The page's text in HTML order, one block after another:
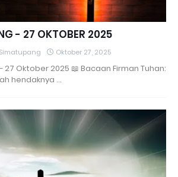
- 27 OKTOBER 2025
Oktober 27, 2025
Oktober 2025 📖 Bacaan Firman Tuhan:
hendaknya …